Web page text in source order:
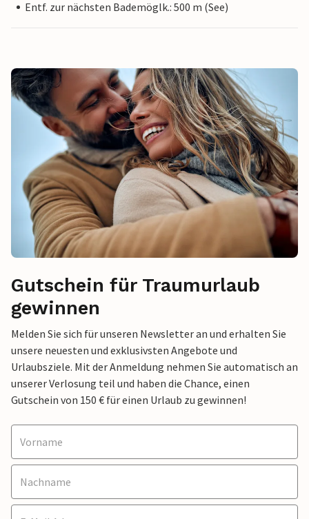
Entf. zur nächsten Bademöglk.: 500 m (See)
Gutschein für Traumurlaub
gewinnen
Melden Sie sich für unseren Newsletter an und erhalten Sie
unsere neuesten und exklusivsten Angebote und
Urlaubsziele. Mit der Anmeldung nehmen Sie automatisch an
unserer Verlosung teil und haben die Chance, einen
Gutschein von 150 € für einen Urlaub zu gewinnen!